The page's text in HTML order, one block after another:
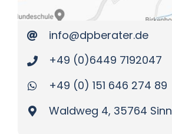
info@dpberater.de
+49 (0)6449 7192047
+49 (0) 151 646 274 89
Waldweg 4, 35764 Sinn